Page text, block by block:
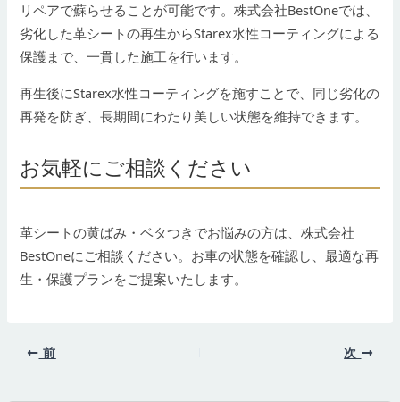
リペアで蘇らせることが可能です。株式会社BestOneでは、
劣化した革シートの再生からStarex水性コーティングによる
保護まで、一貫した施工を行います。
再生後にStarex水性コーティングを施すことで、同じ劣化の
再発を防ぎ、長期間にわたり美しい状態を維持できます。
お気軽にご相談ください
革シートの黄ばみ・ベタつきでお悩みの方は、株式会社
BestOneにご相談ください。お車の状態を確認し、最適な再
生・保護プランをご提案いたします。
前 次